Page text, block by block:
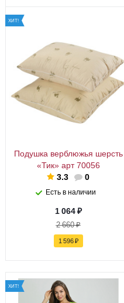
ХИТ!
Подушка верблюжья шерсть
«Тик» арт 70056
3.3
0
Есть в наличии
1 064₽
2 660₽
1 596₽
ХИТ!